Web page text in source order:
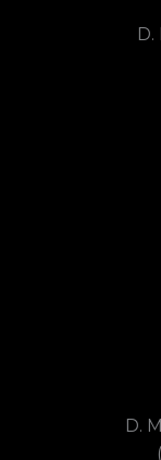
D.